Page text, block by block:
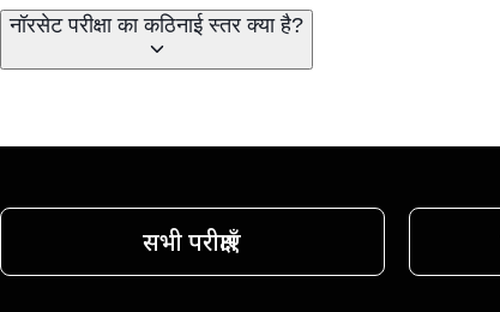
नॉरसेट परीक्षा का कठिनाई स्तर क्या है?
सभी परीक्षाएँ